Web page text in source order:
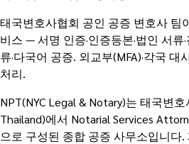
태국변호사협회 공인 공증 변호사 팀
비스 — 서명 인증·인증등본·법인 서류
류·다국어 공증. 외교부(MFA)·각국
처리.
NPT(NYC Legal & Notary)는 태국변
Thailand)에서 Notarial Services
으로 구성된 종합 공증 사무소입니다